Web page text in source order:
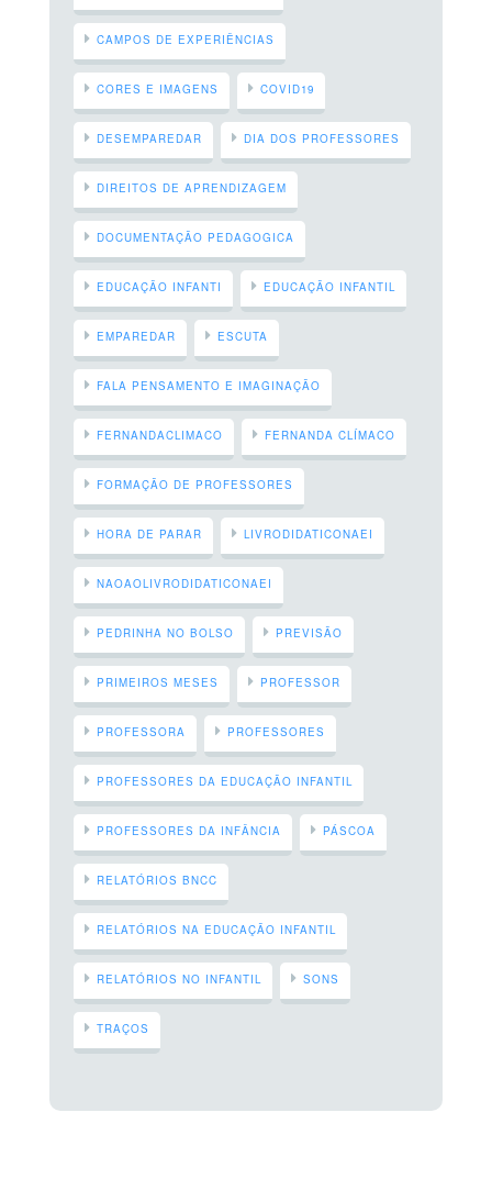
CAMPOS DE EXPERIÊNCIAS
CORES E IMAGENS COVID19
DESEMPAREDAR DIA DOS PROFESSORES
DIREITOS DE APRENDIZAGEM
DOCUMENTAÇÃO PEDAGOGICA
EDUCAÇÃO INFANTI EDUCAÇÃO INFANTIL
EMPAREDAR ESCUTA
FALA PENSAMENTO E IMAGINAÇÃO
FERNANDACLIMACO FERNANDA CLÍMACO
FORMAÇÃO DE PROFESSORES
HORA DE PARAR LIVRODIDATICONAEI
NAOAOLIVRODIDATICONAEI
PEDRINHA NO BOLSO PREVISÃO
PRIMEIROS MESES PROFESSOR
PROFESSORA PROFESSORES
PROFESSORES DA EDUCAÇÃO INFANTIL
PROFESSORES DA INFÂNCIA PÁSCOA
RELATÓRIOS BNCC
RELATÓRIOS NA EDUCAÇÃO INFANTIL
RELATÓRIOS NO INFANTIL SONS
TRAÇOS